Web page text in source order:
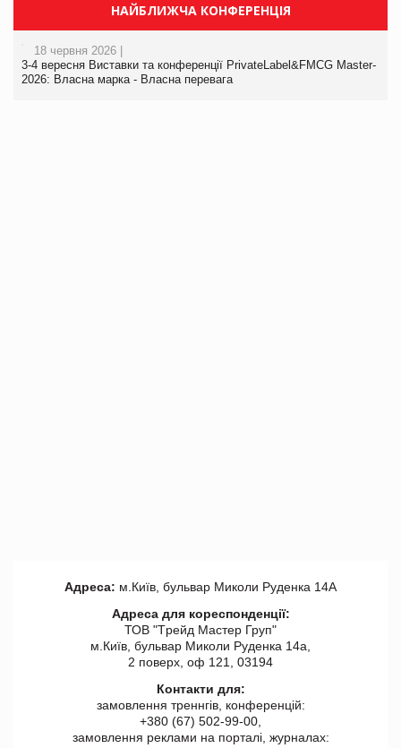
НАЙБЛИЖЧА КОНФЕРЕНЦІЯ
18 червня 2026 |
3-4 вересня Виставки та конференції PrivateLabel&FMCG Master-
2026: Власна марка - Власна перевага
Адреса: м.Київ, бульвар Миколи Руденка 14А
Адреса для кореспонденції:
ТОВ "Tрейд Мастер Груп"
м.Київ, бульвар Миколи Руденка 14а,
2 поверх, оф 121, 03194
Контакти для:
замовлення треннгів, конференцій:
+380 (67) 502-99-00,
замовлення реклами на порталі, журналах: